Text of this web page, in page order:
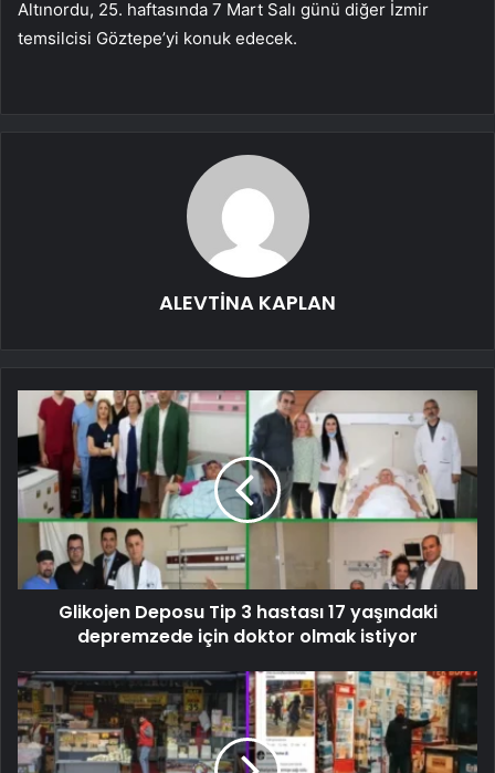
Altınordu, 25. haftasında 7 Mart Salı günü diğer İzmir
temsilcisi Göztepe’yi konuk edecek.
ALEVTİNA KAPLAN
Glikojen Deposu Tip 3 hastası 17 yaşındaki
depremzede için doktor olmak istiyor